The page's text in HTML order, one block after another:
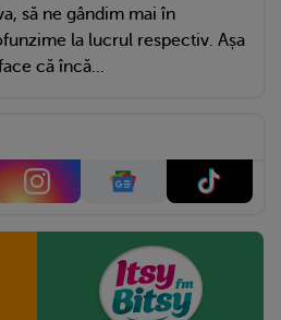
să ne gândim mai în
la lucrul respectiv. Așa
că încă...